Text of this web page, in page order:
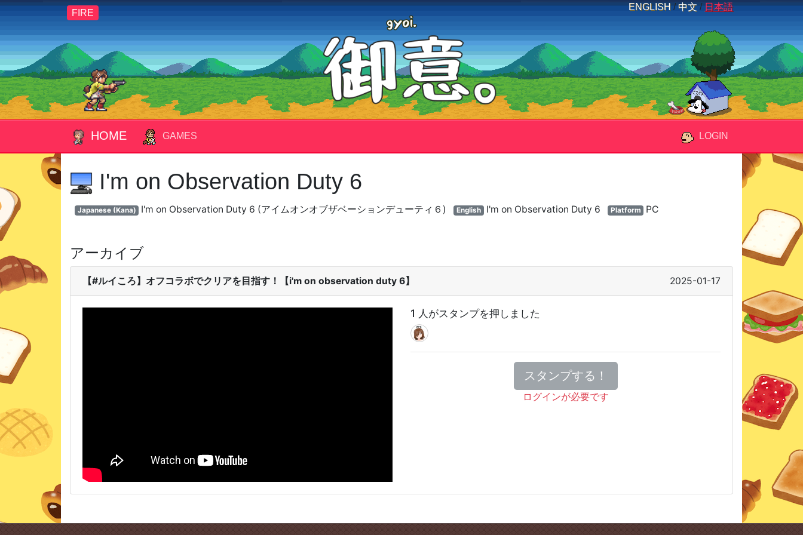
ENGLISH / 中文 / 日本語
FIRE
HOME GAMES LOGIN
I'm on Observation Duty 6
Japanese (Kana) I'm on Observation Duty 6 (アイムオンオブザベーションデューティ６) English I'm on Observation Duty 6 Platform PC
アーカイブ
【#ルイころ】オフコラボでクリアを目指す！【i'm on observation duty 6】 2025-01-17
1 人がスタンプを押しました
スタンプする！
ログインが必要です